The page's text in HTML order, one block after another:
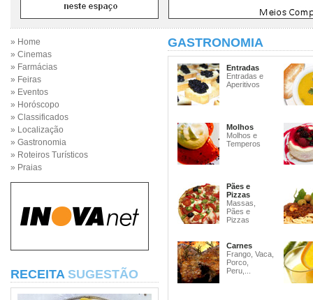
» Home
» Cinemas
» Farmácias
» Feiras
» Eventos
» Horóscopo
» Classificados
» Localização
» Gastronomia
» Roteiros Turísticos
» Praias
RECEITA SUGESTÃO
GASTRONOMIA
Entradas
Entradas e
Aperitivos
Molhos
Molhos e
Temperos
Pães e
Pizzas
Massas,
Pães e
Pizzas
Carnes
Frango, Vaca,
Porco,
Peru,...